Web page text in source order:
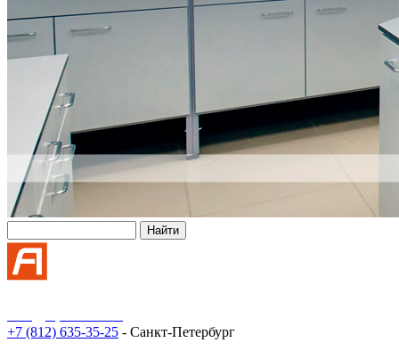
+7 (812) 635-35-25 - Санкт-Петербург